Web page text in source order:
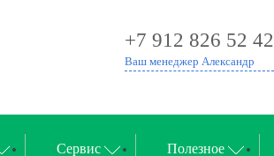
+7 912 826 52 42
Ваш менеджер Александр
Сервис Полезное